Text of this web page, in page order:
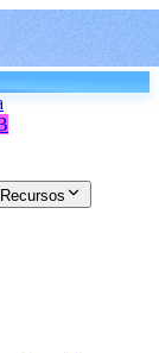
Recursos